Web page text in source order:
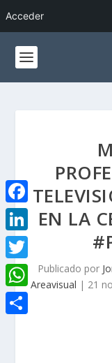
Acceder
EN LA
Publicado por
Areavisual | 21
F
a
c
e
b
L
i
n
k
T
w
i
W